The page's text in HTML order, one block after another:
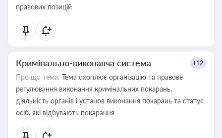
правових позицій
Кримінально-виконавча система +12
Про що тема: Тема охоплює організацію та правове
регулювання виконання кримінальних покарань,
діяльність органів і установ виконання покарань та статус
осіб, які відбувають покарання